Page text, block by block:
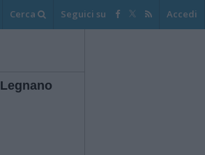
Cerca Seguici su Accedi